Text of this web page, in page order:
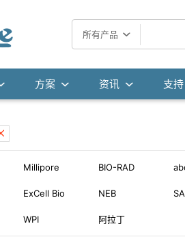
所有产品
方案 资讯 支持
Millipore BIO-RAD
ExCell Bio NEB
WPI 阿拉丁